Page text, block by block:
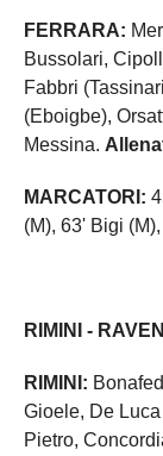
FERRARA:
Bussolari,
Fabbri
(Eboigbe),
Messina.
MARCATORI:
(M), 63' Bigi
RIMINI -
RIMINI:
Gioele, De
Pietro,